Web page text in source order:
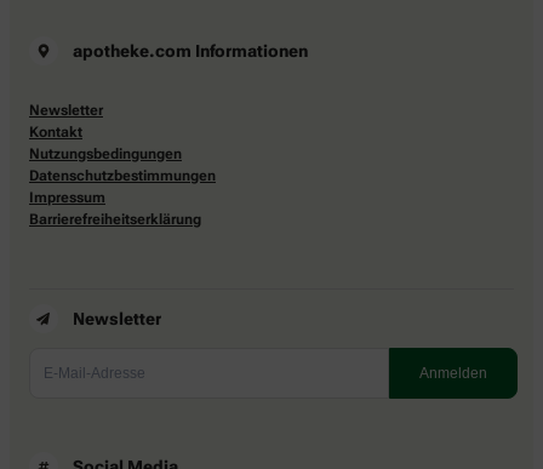
apotheke.com Informationen
Newsletter
Kontakt
Nutzungsbedingungen
Datenschutzbestimmungen
Impressum
Barrierefreiheitserklärung
Newsletter